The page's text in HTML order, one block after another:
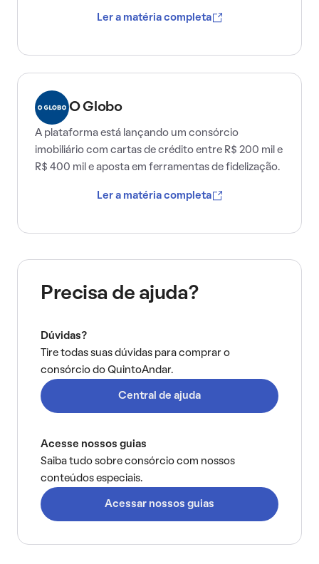
Ler a matéria completa
O Globo
A plataforma está lançando um consórcio
imobiliário com cartas de crédito entre R$ 200 mil e
R$ 400 mil e aposta em ferramentas de fidelização.
Ler a matéria completa
Precisa de ajuda?
Dúvidas?
Tire todas suas dúvidas para comprar o
consórcio do QuintoAndar.
Central de ajuda
Acesse nossos guias
Saiba tudo sobre consórcio com nossos
conteúdos especiais.
Acessar nossos guias